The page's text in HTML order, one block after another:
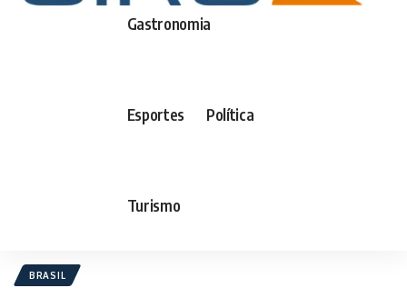
Gastronomia
Esportes Política
Turismo
BRASIL